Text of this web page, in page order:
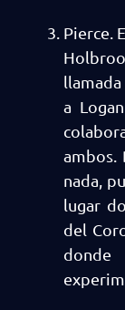
Pierce.
a
ambos.
nada,
lugar
del